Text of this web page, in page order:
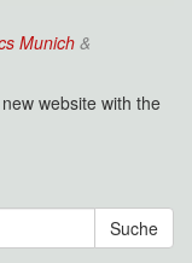
Munich &
website with the
Suche